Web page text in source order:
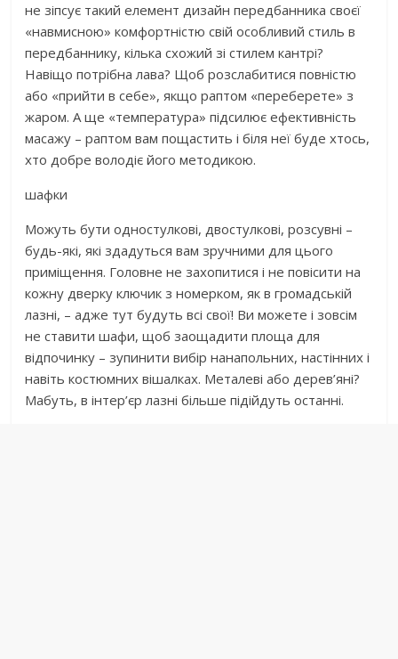
не зіпсує такий елемент дизайн передбанника своєї
«навмисною» комфортністю свій особливий стиль в
передбаннику, кілька схожий зі стилем кантрі?
Навіщо потрібна лава? Щоб розслабитися повністю
або «прийти в себе», якщо раптом «переберете» з
жаром. А ще «температура» підсилює ефективність
масажу – раптом вам пощастить і біля неї буде хтось,
хто добре володіє його методикою.
шафки
Можуть бути одностулкові, двостулкові, розсувні –
будь-які, які здадуться вам зручними для цього
приміщення. Головне не захопитися і не повісити на
кожну дверку ключик з номерком, як в громадській
лазні, – адже тут будуть всі свої! Ви можете і зовсім
не ставити шафи, щоб заощадити площа для
відпочинку – зупинити вибір нанапольних, настінних і
навіть костюмних вішалках. Металеві або дерев’яні?
Мабуть, в інтер’єр лазні більше підійдуть останні.